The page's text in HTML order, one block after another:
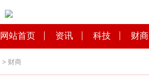
网站首页 资讯 科技 财商
> 财商